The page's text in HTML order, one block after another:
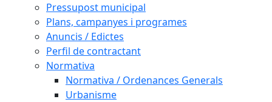
Pressupost municipal
Plans, campanyes i programes
Anuncis / Edictes
Perfil de contractant
Normativa
Normativa / Ordenances Generals
Urbanisme